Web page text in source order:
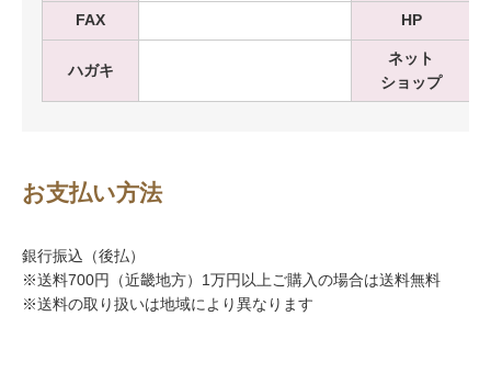
FAX HP
ハガキ
ネット
ショップ
お支払い方法
銀行振込（後払）
※送料700円（近畿地方）1万円以上ご購入の場合は送料無料
※送料の取り扱いは地域により異なります